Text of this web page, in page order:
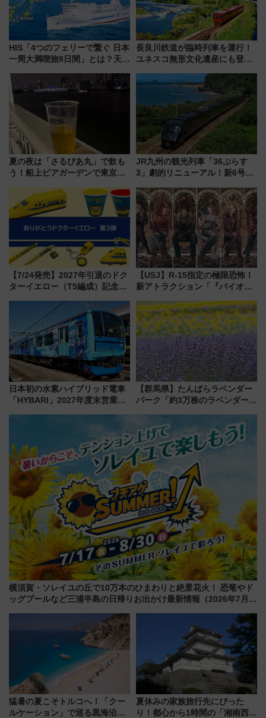
HIS「4つのフェリーで繋ぐ 日本
一周大満喫旅8日間」とは？天橋
の絶景＆限定グルメを網羅！煩
雑な手続きも不要でお手軽に楽
しめるプランが登場
長良川鉄道が臨時列車を運行！
ユネスコ無形文化遺産にも登録
に 乗車には予約が必要
夏の夜は「さるびあ丸」で飲も
う！船上ビアガーデンで東京湾
杯……工場直送生ビールや島グ
ルメが美味い
JR九州の観光列車「36ぷらす
3」劇的リニューアル！新6号車
別 “プレミアムランチ”導入･ル
ートや価格など解説
【7/24発売】2027年引退のドク
ターイエロー（T5編成）記念グ
送の目覚まし時計など通販・販
売店舗まとめ
【USJ】R-15指定の極限恐怖！
新アトラクション「『バイオハ
ブ」今秋登場 ―予測不能の恐
怖に泣き叫べ―
日本初の水素ハイブリッド電車
「HYBARI」2027年度末営業運
【群馬県】たんばらラベンダー
パーク「約3万株のラベンダー」
で都心から約1時間半で夏の絶景
を！
横須賀・ソレイユの丘で10万本のひまわりと絶景花火！ 恐竜やド
ッグプールなど三浦半島の日帰りお出かけ最新情報（2026年7月
猛暑の夏こそトルコへ！「クー
ルケーション」で巡る黒海沿岸
夏休みの家族旅行先にぴった
り！都心から1時間の「湘南西エ